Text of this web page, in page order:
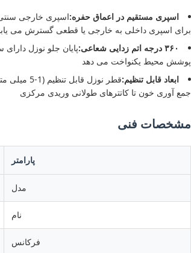
اسپری مستقیم در اعماق حفره:اسپری خارجی
برای اسپری داخلی به خارجی یا قطعی گسترش می
۳۶۰ درجه اتم زدایی شعاعی:
پایان جلو نوزل
پوشش محیط یکنواخت می دهد
ابعاد قابل تنظیم:
جمع آوری خون تا کاتترهای طولانی وریدی مرکزی
مشخصات فنی
پارامتر
مدل
نام
فرکانس